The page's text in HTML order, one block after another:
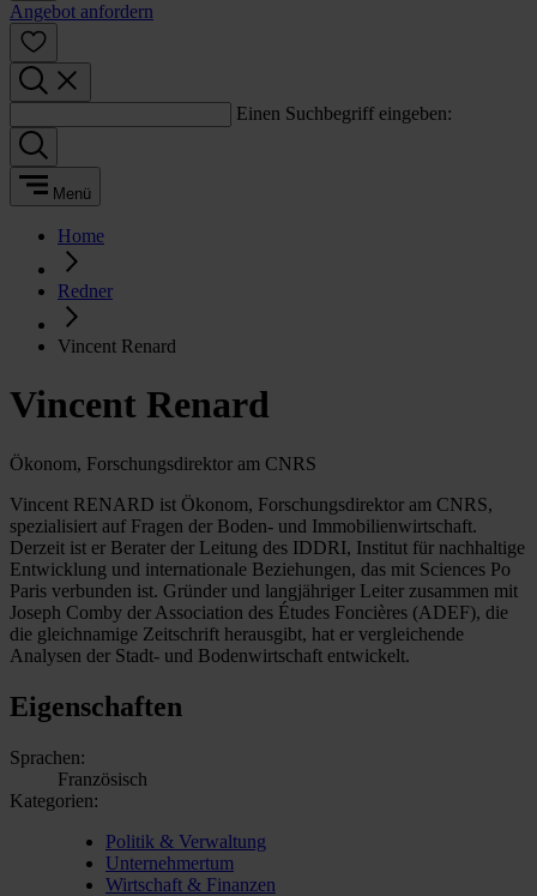
Angebot anfordern
Einen Suchbegriff eingeben:
Menü
Home
Redner
Vincent Renard
Vincent Renard
Ökonom, Forschungsdirektor am CNRS
Vincent RENARD ist Ökonom, Forschungsdirektor am CNRS,
spezialisiert auf Fragen der Boden- und Immobilienwirtschaft.
Derzeit ist er Berater der Leitung des IDDRI, Institut für nachhaltige
Entwicklung und internationale Beziehungen, das mit Sciences Po
Paris verbunden ist. Gründer und langjähriger Leiter zusammen mit
Joseph Comby der Association des Études Foncières (ADEF), die
die gleichnamige Zeitschrift herausgibt, hat er vergleichende
Analysen der Stadt- und Bodenwirtschaft entwickelt.
Eigenschaften
Sprachen:
Französisch
Kategorien:
Politik & Verwaltung
Unternehmertum
Wirtschaft & Finanzen